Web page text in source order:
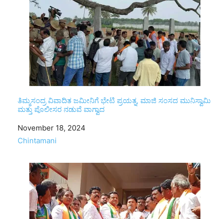
ತಿಮ್ಮಸಂದ್ರ ವಿವಾದಿತ ಜಮೀನಿಗೆ ಭೇಟಿ ಪ್ರಯತ್ನ, ಮಾಜಿ ಸಂಸದ ಮುನಿಸ್ವಾಮಿ
ಮತ್ತು ಪೊಲೀಸರ ನಡುವೆ ವಾಗ್ವಾದ
Date
November 18, 2024
In relation to
Chintamani